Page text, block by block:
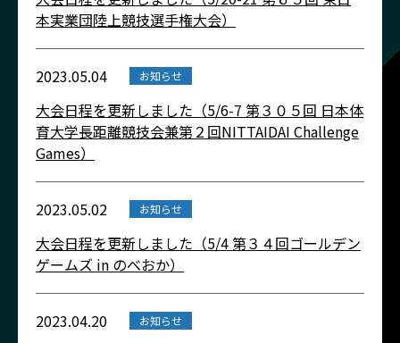
本実業団陸上競技選手権大会）
2023.05.04 お知らせ
大会日程を更新しました（5/6-7 第３０５回 日本体
育大学長距離競技会兼第２回NITTAIDAI Challenge
Games）
2023.05.02 お知らせ
大会日程を更新しました（5/4 第３４回ゴールデン
ゲームズ in のべおか）
2023.04.20 お知らせ